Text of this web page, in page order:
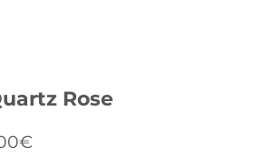
Rose
Prix